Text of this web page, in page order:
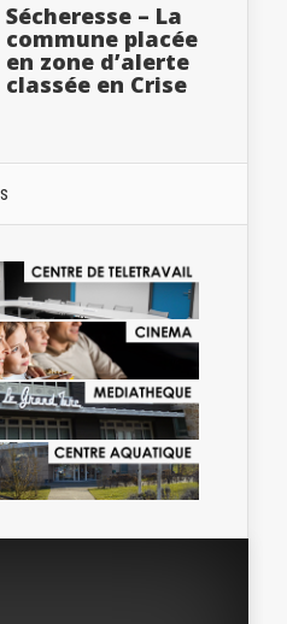
Sécheresse – La
commune placée
en zone d’alerte
classée en Crise